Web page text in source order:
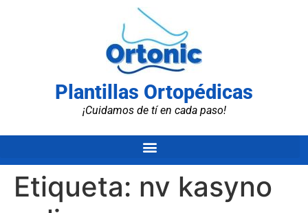
Plantillas Ortopédicas
¡Cuidamos de tí en cada paso!
Etiqueta: nv kasyno